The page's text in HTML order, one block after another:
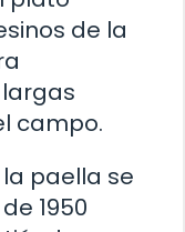
de la
campo.
paella se
1950